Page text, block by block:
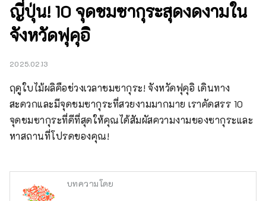
ญี่ปุ่น! 10 จุดชมซากุระสุดงดงามใน
จังหวัดฟุคุอิ
2025.02.13
ฤดูใบไม้ผลิคือช่วงเวลาชมซากุระ! จังหวัดฟุคุอิ เดินทาง
สะดวกและมีจุดชมซากุระที่สวยงามมากมาย เราคัดสรร 10
จุดชมซากุระที่ดีที่สุดให้คุณได้สัมผัสความงามของซากุระและ
หาสถานที่โปรดของคุณ!
บทความโดย